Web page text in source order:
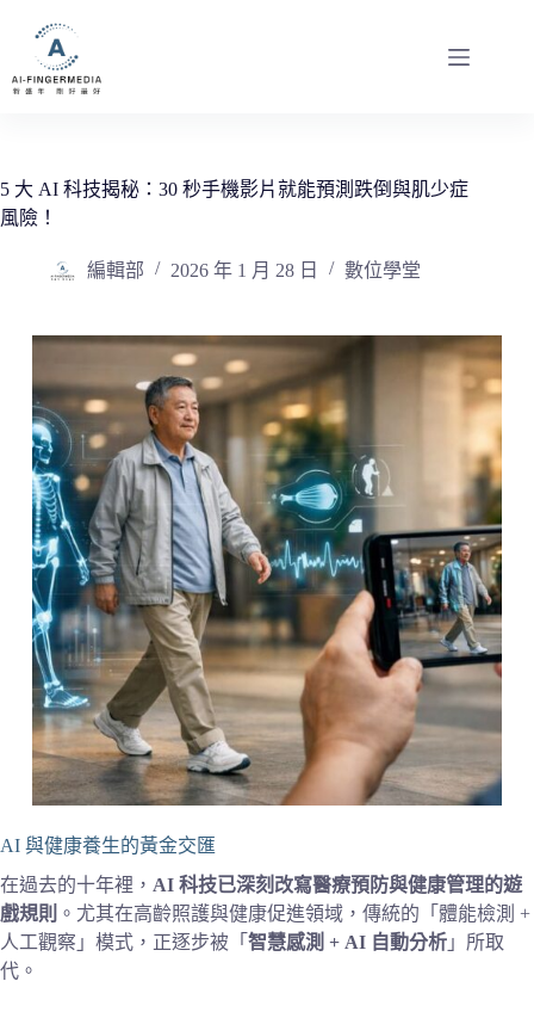
主
要
5 大 AI 科技揭秘：30 秒手機影片就能預測跌倒與肌少症
風險！
編輯部 2026 年 1 月 28 日 數位學堂
AI 與健康養生的黃金交匯
在過去的十年裡， AI 科技已深刻改寫醫療預防與健康管理的遊
戲規則 。尤其在高齡照護與健康促進領域，傳統的「體能檢測 +
人工觀察」模式，正逐步被「 智慧感測 + AI 自動分析 」所取
代。